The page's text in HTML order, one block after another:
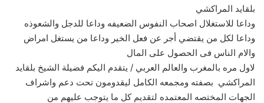
بلقايد المراكشي
وداعا للاستغلال اصحاب النفوس الضعيفه وداعا للدجل والشعوذه
وداعا لكل من يقتضي أجر عن فعل الخير وداعا من يستغل امراض
والام الناس فى الحصول على المال
لاول مره بالمغرب والعالم العربي / يتقدم اليكم فضيلة الشيخ بلقايد
المراكشي بصفته ومجمعه الكامل ليقدومون تحت دعم واشراف
الجهات المختصه المعتمده لتقديم كل ما يتوجب عليهم من